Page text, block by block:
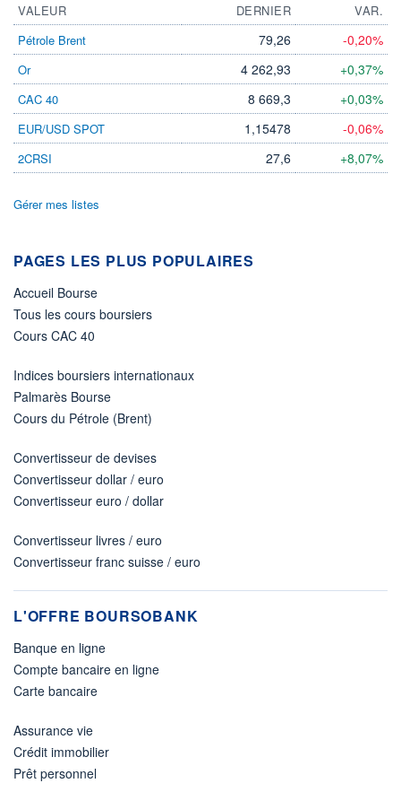
VALEUR DERNIER
VAR.
Pétrole Brent
79,26 -0,20%
Or 4 262,93 +0,37%
CAC 40 8 669,3 +0,03%
EUR/USD SPOT 1,15478 -0,06%
2CRSI 27,6 +8,07%
Gérer mes listes
PAGES LES PLUS POPULAIRES
Accueil Bourse
Tous les cours boursiers
Cours CAC 40
Indices boursiers internationaux
Palmarès Bourse
Cours du Pétrole (Brent)
Convertisseur de devises
Convertisseur dollar / euro
Convertisseur euro / dollar
Convertisseur livres / euro
Convertisseur franc suisse / euro
L'OFFRE BOURSOBANK
Banque en ligne
Compte bancaire en ligne
Carte bancaire
Assurance vie
Crédit immobilier
Prêt personnel